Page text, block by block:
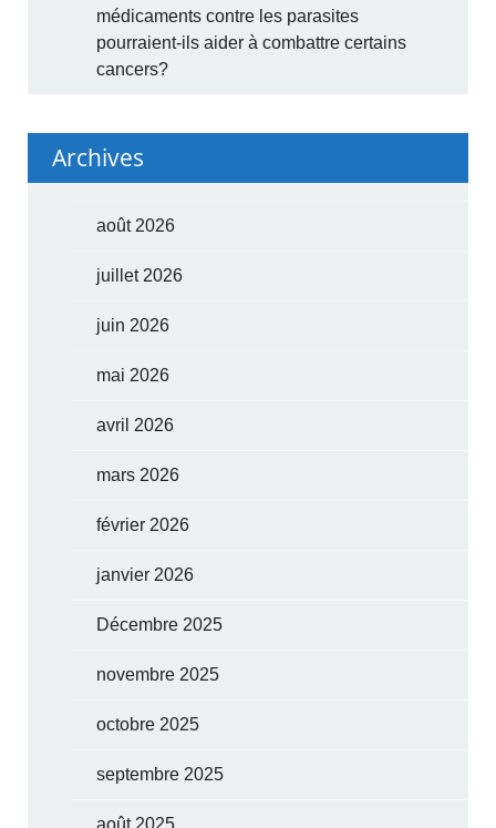
médicaments contre les parasites
pourraient-ils aider à combattre certains
cancers?
Archives
août 2026
juillet 2026
juin 2026
mai 2026
avril 2026
mars 2026
février 2026
janvier 2026
Décembre 2025
novembre 2025
octobre 2025
septembre 2025
août 2025